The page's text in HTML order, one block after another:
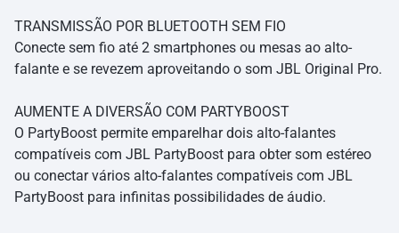
TRANSMISSÃO POR BLUETOOTH SEM FIO
Conecte sem fio até 2 smartphones ou mesas ao alto-
falante e se revezem aproveitando o som JBL Original Pro.
AUMENTE A DIVERSÃO COM PARTYBOOST
O PartyBoost permite emparelhar dois alto-falantes
compatíveis com JBL PartyBoost para obter som estéreo
ou conectar vários alto-falantes compatíveis com JBL
PartyBoost para infinitas possibilidades de áudio.